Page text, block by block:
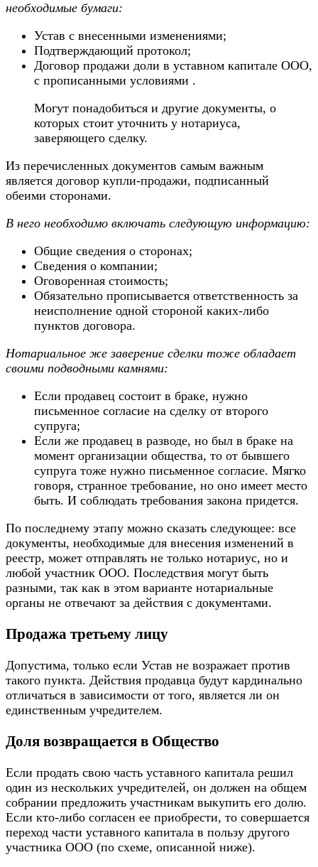
необходимые бумаги:
Устав с внесенными изменениями;
Подтверждающий протокол;
Договор продажи доли в уставном капитале ООО,
с прописанными условиями .
Могут понадобиться и другие документы, о
которых стоит уточнить у нотариуса,
заверяющего сделку.
Из перечисленных документов самым важным
является договор купли-продажи, подписанный
обеими сторонами.
В него необходимо включать следующую информацию:
Общие сведения о сторонах;
Сведения о компании;
Оговоренная стоимость;
Обязательно прописывается ответственность за
неисполнение одной стороной каких-либо
пунктов договора.
Нотариальное же заверение сделки тоже обладает
своими подводными камнями:
Если продавец состоит в браке, нужно
письменное согласие на сделку от второго
супруга;
Если же продавец в разводе, но был в браке на
момент организации общества, то от бывшего
супруга тоже нужно письменное согласие. Мягко
говоря, странное требование, но оно имеет место
быть. И соблюдать требования закона придется.
По последнему этапу можно сказать следующее: все
документы, необходимые для внесения изменений в
реестр, может отправлять не только нотариус, но и
любой участник ООО. Последствия могут быть
разными, так как в этом варианте нотариальные
органы не отвечают за действия с документами.
Продажа третьему лицу
Допустима, только если Устав не возражает против
такого пункта. Действия продавца будут кардинально
отличаться в зависимости от того, является ли он
единственным учредителем.
Доля возвращается в Общество
Если продать свою часть уставного капитала решил
один из нескольких учредителей, он должен на общем
собрании предложить участникам выкупить его долю.
Если кто-либо согласен ее приобрести, то совершается
переход части уставного капитала в пользу другого
участника ООО (по схеме, описанной ниже).